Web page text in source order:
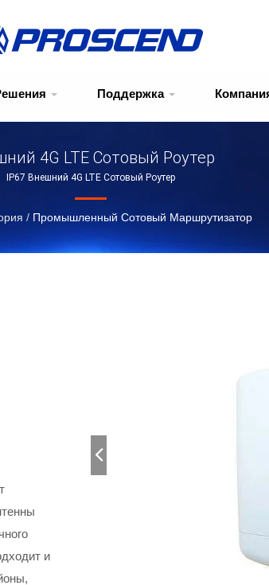
Поддержка
4G LTE Сотовый Роутер
IP67 Внешний 4G LTE Сотовый Роутер
/ Промышленный Сотовый Маршрутизатор
и